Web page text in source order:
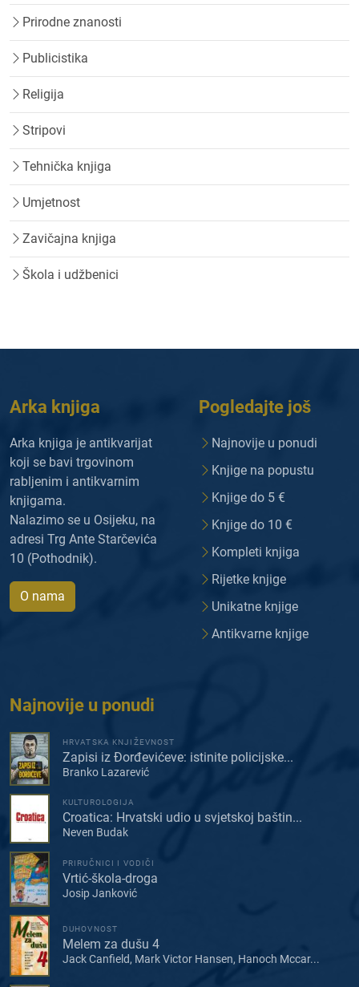
Prirodne znanosti
Publicistika
Religija
Stripovi
Tehnička knjiga
Umjetnost
Zavičajna knjiga
Škola i udžbenici
Arka knjiga
Arka knjiga je antikvarijat
koji se bavi trgovinom
rabljenim i antikvarnim
knjigama.
Nalazimo se u Osijeku, na
adresi Trg Ante Starčevića
10 (Pothodnik).
O nama
Pogledajte još
Najnovije u ponudi
Knjige na popustu
Knjige do 5 €
Knjige do 10 €
Kompleti knjiga
Rijetke knjige
Unikatne knjige
Antikvarne knjige
Najnovije u ponudi
HRVATSKA KNJIŽEVNOST
Zapisi iz Đorđevićeve: istinite policijske...
Branko Lazarević
KULTUROLOGIJA
Croatica: Hrvatski udio u svjetskoj baštin...
Neven Budak
PRIRUČNICI I VODIČI
Vrtić-škola-droga
Josip Janković
DUHOVNOST
Melem za dušu 4
Jack Canfield, Mark Victor Hansen, Hanoch Mccar...